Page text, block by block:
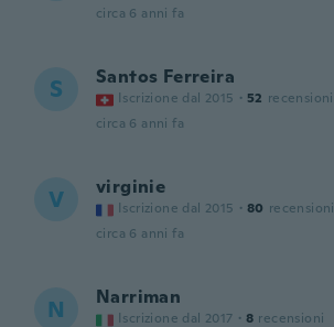
circa 6 anni fa
S Santos Ferreira
Iscrizione dal 2015 · 52 recensioni
circa 6 anni fa
V virginie
Iscrizione dal 2015 · 80 recensioni
circa 6 anni fa
N Narriman
Iscrizione dal 2017 · 8 recensioni